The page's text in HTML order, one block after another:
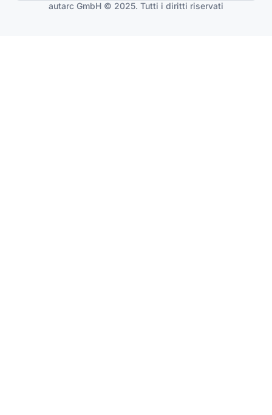
autarc GmbH © 2025. Tutti i diritti riservati